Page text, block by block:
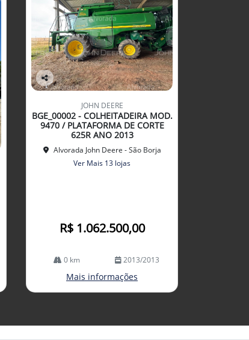
Co
arti
lhe
JOHN DEERE
BGE_00002 - COLHEITADEIRA MOD.
9470 / PLATAFORMA DE CORTE
625R ANO 2013
Alvorada John Deere - São Borja
Ver Mais 13 lojas
R$ 1.062.500,00
0 km 2013/2013
Mais informações